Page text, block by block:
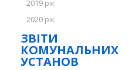
2019 рік
2020 рік
ЗВІТИ
КОМУНАЛЬНИХ
УСТАНОВ